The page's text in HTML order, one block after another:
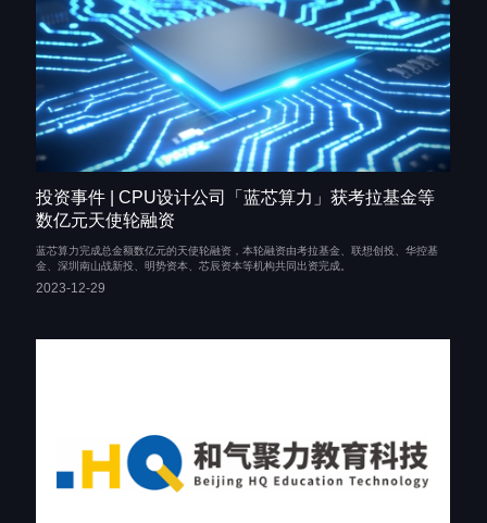
投资事件 | CPU设计公司「蓝芯算力」获考拉基金等
数亿元天使轮融资
蓝芯算力完成总金额数亿元的天使轮融资，本轮融资由考拉基金、联想创投、华控基
金、深圳南山战新投、明势资本、芯辰资本等机构共同出资完成。
2023-12-29